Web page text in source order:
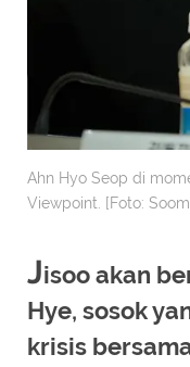
Ahn Hyo Seop di
Viewpoint. [Foto:
Jisoo akan
Hye, sosok
krisis